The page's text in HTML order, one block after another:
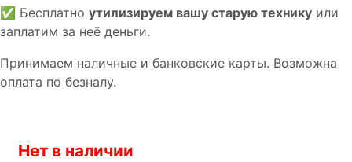
✅ Бесплатно утилизируем вашу старую технику или
заплатим за неё деньги.
Принимаем наличные и банковские карты. Возможна
оплата по безналу.
Нет в наличии